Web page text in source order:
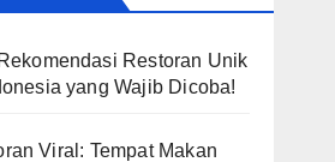
Restoran Unik
yang Wajib Dicoba!
Viral: Tempat Makan